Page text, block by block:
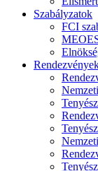
Szabályzatok
FCI